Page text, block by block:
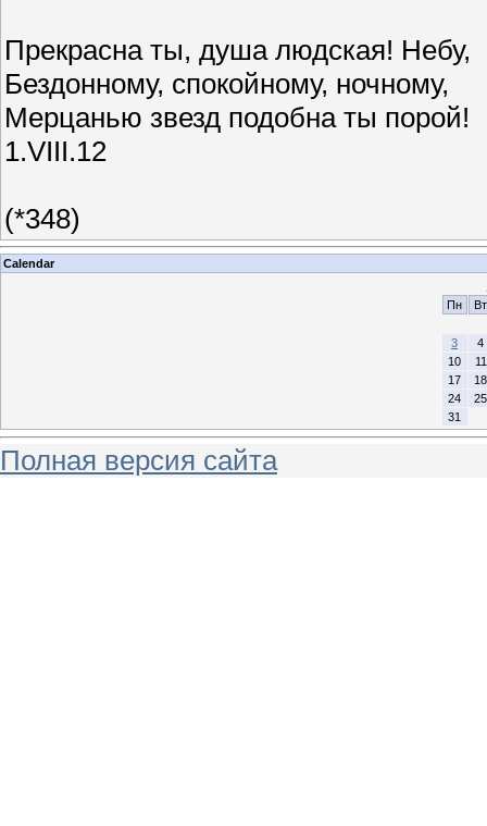
Прекрасна ты, душа людская! Небу,
Бездонному, спокойному, ночному,
Мерцанью звезд подобна ты порой!
1.VIII.12
(*348)
Calendar
Пн
Вт
3
4
10
11
17
18
24
25
31
Полная версия сайта